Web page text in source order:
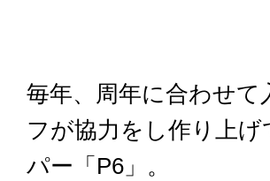
毎年、周年に合わせ
フが協力をし作り上
パー「P6」。